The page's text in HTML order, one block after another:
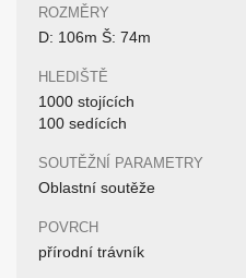
ROZMĚRY
D: 106m Š: 74m
HLEDIŠTĚ
1000 stojících
100 sedících
SOUTĚŽNÍ PARAMETRY
Oblastní soutěže
POVRCH
přírodní trávník